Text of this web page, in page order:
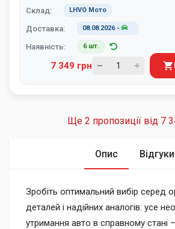
Склад: LHVO Мото
Доставка: 08.08.2026-
Наявність: 6 шт.
7 349 грн
Ще 2 пропозиції від 7
Опис Відгуки
Зробіть оптимальний вибір серед
деталей і надійних аналогів: усе
утримання авто в справному стані